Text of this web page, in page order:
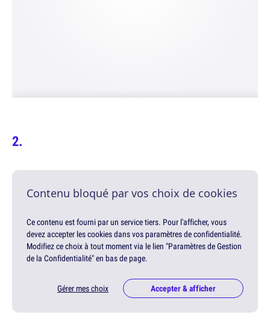
Contenu bloqué par vos choix de cookies
Ce contenu est fourni par un service tiers. Pour l'afficher, vous
devez accepter les cookies dans vos paramètres de confidentialité.
Modifiez ce choix à tout moment via le lien "Paramètres de Gestion
de la Confidentialité" en bas de page.
Gérer mes choix Accepter & afficher